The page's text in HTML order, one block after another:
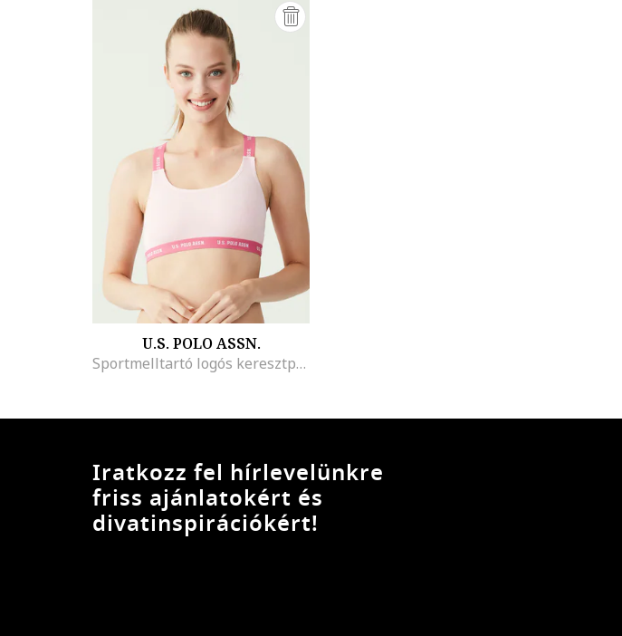
U.S. POLO ASSN.
Sportmelltartó logós keresztpántokkal, Halvány rózsaszín
Iratkozz fel hírlevelünkre
friss ajánlatokért és
divatinspirációkért!